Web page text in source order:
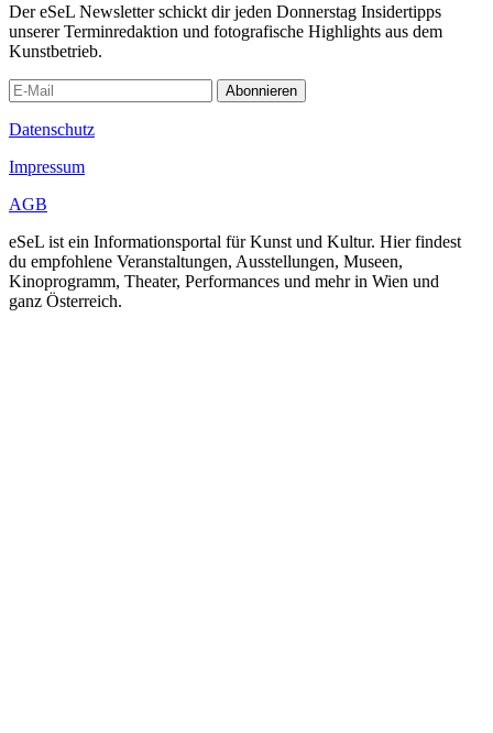
Der eSeL Newsletter schickt dir jeden Donnerstag Insidertipps
unserer Terminredaktion und fotografische Highlights aus dem
Kunstbetrieb.
Abonnieren
Datenschutz
Impressum
AGB
eSeL ist ein Informationsportal für Kunst und Kultur. Hier findest
du empfohlene Veranstaltungen, Ausstellungen, Museen,
Kinoprogramm, Theater, Performances und mehr in Wien und
ganz Österreich.